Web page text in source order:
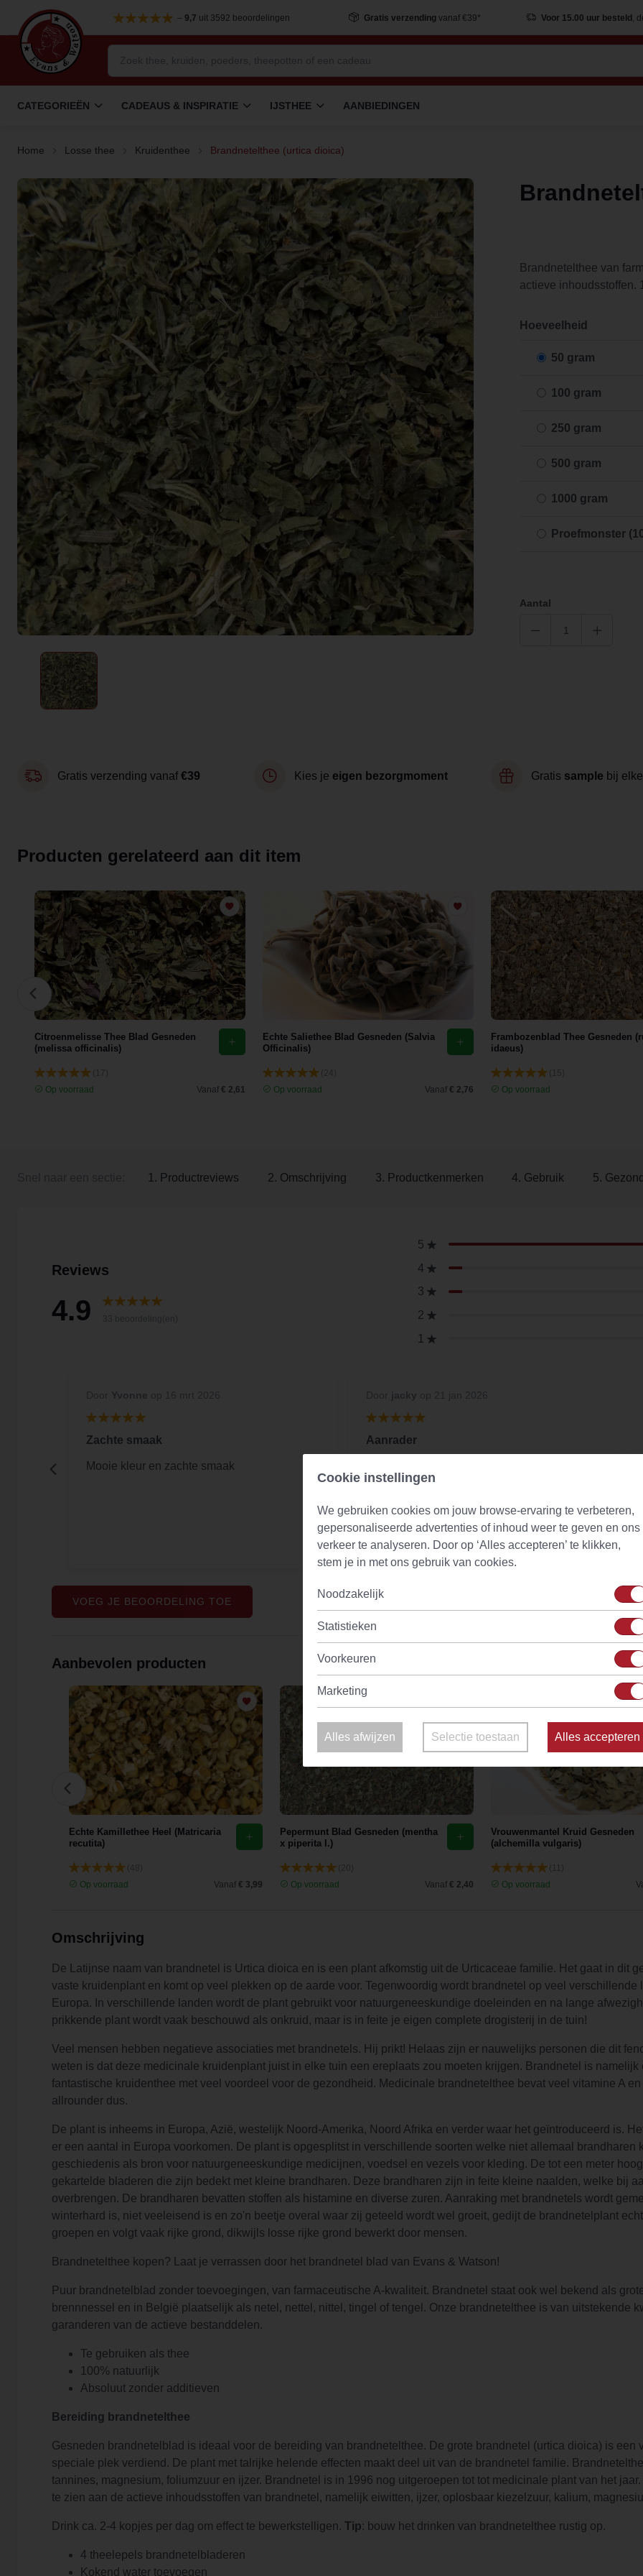
– 9,7 uit 3592 beoordelingen Gratis verzending vanaf €39* Voor 15.00 uur besteld ,
CATEGORIEËN CADEAUS & INSPIRATIE IJSTHEE AANBIEDINGEN
Home Losse thee Kruidenthee Brandnetelthee (urtica dioica)
Brandnetelthee van
actieve inhoudsstoffen.
Hoeveelheid
50 gram
100 gram
250 gram
500 gram
1000 gram
Proefmonster
Aantal
Gratis verzending vanaf €39 Kies je eigen bezorgmoment Gratis sample bij
Producten gerelateerd aan dit item
Citroenmelisse Thee Blad Gesneden
(melissa officinalis)
Op voorraad
Vanaf € 2,61
Echte Saliethee Blad Gesneden (Salvia
Officinalis)
Op voorraad
Vanaf € 2,76
Frambozenblad Thee Gesneden
idaeus)
Op voorraad
1. Productreviews 2. Omschrijving 3. Productkenmerken 4. Gebruik 5.
Reviews
4.9
5
4
3
2
1
Zachte smaak
Mooie kleur en zachte smaak
Aanrader
ontgiften van mijn lichaam. Goede smaak en
VOEG JE BEOORDELING TOE
Aanbevolen producten
Echte Kamillethee Heel (Matricaria
recutita)
Op voorraad
Vanaf € 3,99
Pepermunt Blad Gesneden (mentha
x piperita l.)
Op voorraad
Vanaf € 2,40
Vrouwenmantel Kruid Gesneden
(alchemilla vulgaris)
Op voorraad
Omschrijving
De Latijnse naam van brandnetel is Urtica dioica en is een plant afkomstig uit de Urticaceae familie. Het gaat in dit
vaste kruidenplant en komt op veel plekken op de aarde voor. Tegenwoordig wordt brandnetel op veel
Europa. In verschillende landen wordt de plant gebruikt voor natuurgeneeskundige doeleinden en na lange
prikkende plant wordt vaak beschouwd als onkruid, maar is in feite je eigen complete drogisterij in de tuin!
Veel mensen hebben negatieve associaties met brandnetels. Hij prikt! Helaas zijn er nauwelijks personen die dit
weten is dat deze medicinale kruidenplant juist in elke tuin een ereplaats zou moeten krijgen. Brandnetel is
fantastische kruidenthee met veel voordeel voor de gezondheid. Medicinale brandnetelthee bevat veel vitamine A
allrounder dus.
De plant is inheems in Europa, Azië, westelijk Noord-Amerika, Noord Afrika en verder waar het geïntroduceerd is.
er een aantal in Europa voorkomen. De plant is opgesplitst in verschillende soorten welke niet allemaal brandharen
geschiedenis als bron voor natuurgeneeskundige medicijnen, voedsel en vezels voor kleding. De tot een meter
gekartelde bladeren die zijn bedekt met kleine brandharen. Deze brandharen zijn in feite kleine naalden, welke bij
overbrengen. De brandharen bevatten stoffen als histamine en diverse zuren. Aanraking met brandnetels wordt
winterhard is, niet veeleisend is en zo'n beetje overal waar zij geteeld wordt wel groeit, gedijt de brandnetelplant
groepen en volgt vaak rijke grond, dikwijls losse rijke grond bewerkt door mensen.
Brandnetelthee kopen? Laat je verrassen door het brandnetel blad van Evans & Watson!
Puur brandnetelblad zonder toevoegingen, van farmaceutische A-kwaliteit. Brandnetel staat ook wel bekend als
brennnessel en in België plaatselijk als netel, nettel, nittel, tingel of tengel. Onze brandnetelthee is van uitstekende
garanderen van de actieve bestanddelen.
Te gebruiken als thee
100% natuurlijk
Absoluut zonder additieven
Bereiding brandnetelthee
Gesneden brandnetelblad is ideaal voor de bereiding van brandnetelthee. De grote brandnetel (urtica dioica) is
speciale plek verdiend. De plant met talrijke helende effecten maakt deel uit van de brandnetel familie.
tannines, magnesium, foliumzuur en ijzer. Brandnetel is in 1996 nog uitgeroepen tot tot medicinale plant van het
te zien aan de actieve inhoudsstoffen van brandnetel, namelijk eiwitten, ijzer, oplosbaar kiezelzuur, kalium,
Drink ca. 2-4 kopjes per dag om effect te bewerkstelligen. Tip: bouw het drinken van brandnetelthee rustig op.
4 theelepels brandnetelbladeren
Kokend water toevoegen
Cookie instellingen
We gebruiken cookies om jouw browse-ervaring te verbeteren,
gepersonaliseerde advertenties of inhoud weer te geven en ons
verkeer te analyseren. Door op ‘Alles accepteren’ te klikken,
stem je in met ons gebruik van cookies.
Noodzakelijk
Statistieken
Voorkeuren
Marketing
Alles afwijzen Selectie toestaan Alles accepteren